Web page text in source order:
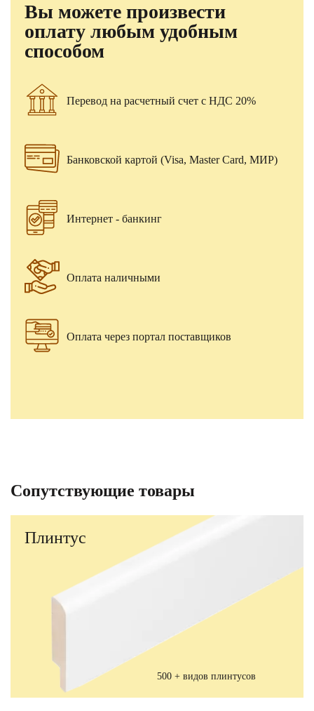
Вы можете произвести
оплату любым удобным
способом
Перевод на расчетный счет с НДС 20%
Банковской картой (Visa, Master Card, МИР)
Интернет - банкинг
Оплата наличными
Оплата через портал поставщиков
Сопутствующие товары
Плинтус
500 + видов плинтусов